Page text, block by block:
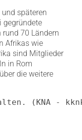
späteren
gegründete
rund 70 Ländern
Afrikas wie
sind Mitglieder
in Rom
die weitere
(KNA -